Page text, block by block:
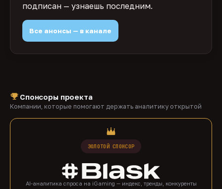
подписан — узнаешь последним.
Все анонсы — в канале
Спонсоры проекта
Компании, которые помогают держать аналитику открытой
ЗОЛОТОЙ СПОНСОР
AI-аналитика спроса на iGaming — индекс, тренды, конкуренты